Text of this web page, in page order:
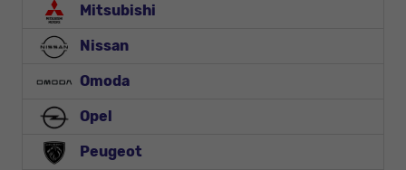
Mitsubishi
Nissan
Omoda
Opel
Peugeot